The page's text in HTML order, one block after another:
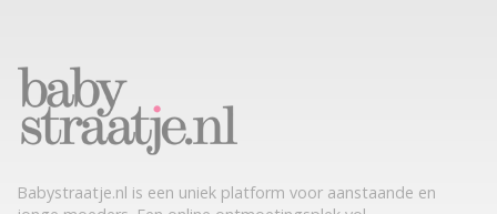
Babystraatje.nl is een uniek platform voor aanstaande en